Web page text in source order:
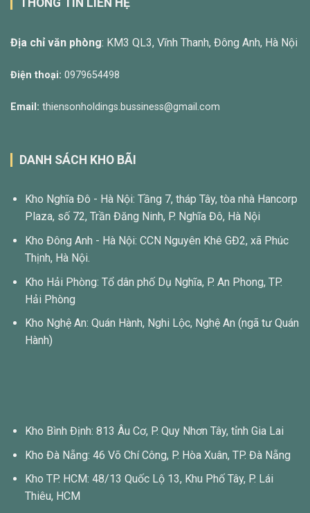
THÔNG TIN LIÊN HỆ
Địa chỉ văn phòng: KM3 QL3, Vĩnh Thanh, Đông Anh, Hà Nội
Điện thoại: 0979654498
Email: thiensonholdings.bussiness@gmail.com
DANH SÁCH KHO BÃI
Kho Nghĩa Đô - Hà Nội: Tầng 7, tháp Tây, tòa nhà Hancorp
Plaza, số 72, Trần Đăng Ninh, P. Nghĩa Đô, Hà Nội
Kho Đông Anh - Hà Nội: CCN Nguyên Khê GĐ2, xã Phúc
Thịnh, Hà Nội.
Kho Hải Phòng: Tổ dân phố Dụ Nghĩa, P. An Phong, TP.
Hải Phòng
Kho Nghệ An: Quán Hành, Nghi Lộc, Nghệ An (ngã tư Quán
Hành)
Kho Bình Định: 813 Âu Cơ, P. Quy Nhơn Tây, tỉnh Gia Lai
Kho Đà Nẵng: 46 Võ Chí Công, P. Hòa Xuân, TP. Đà Nẵng
Kho TP. HCM: 48/13 Quốc Lộ 13, Khu Phố Tây, P. Lái
Thiêu, HCM